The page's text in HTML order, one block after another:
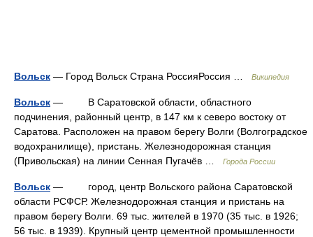
Вольск — Город Вольск Страна РоссияРоссия … Википедия
Вольск — В Саратовской области, областного
подчинения, районный центр, в 147 км к северо востоку от
Саратова. Расположен на правом берегу Волги (Волгоградское
водохранилище), пристань. Железнодорожная станция
(Привольская) на линии Сенная Пугачёв …
Города России
Вольск — город, центр Вольского района Саратовской
области РСФСР. Железнодорожная станция и пристань на
правом берегу Волги. 69 тыс. жителей в 1970 (35 тыс. в 1926;
56 тыс. в 1939). Крупный центр цементной промышленности